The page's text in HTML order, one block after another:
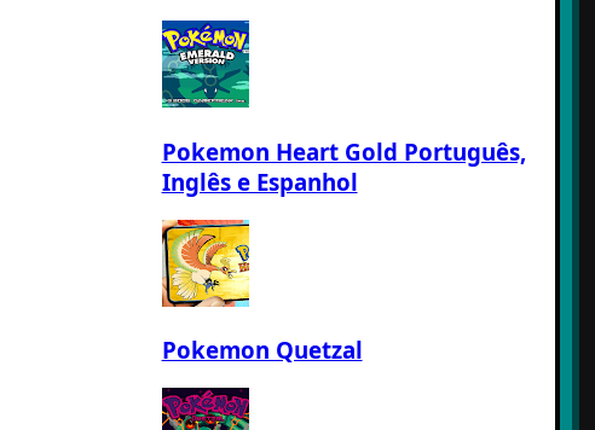
Pokemon Heart Gold Português,
Inglês e Espanhol
Pokemon Quetzal